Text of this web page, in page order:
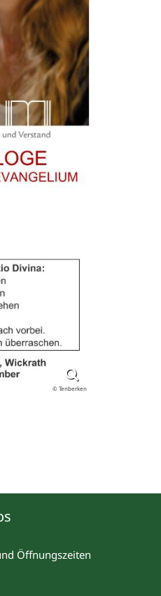
© Tenberken
Öffnungszeiten